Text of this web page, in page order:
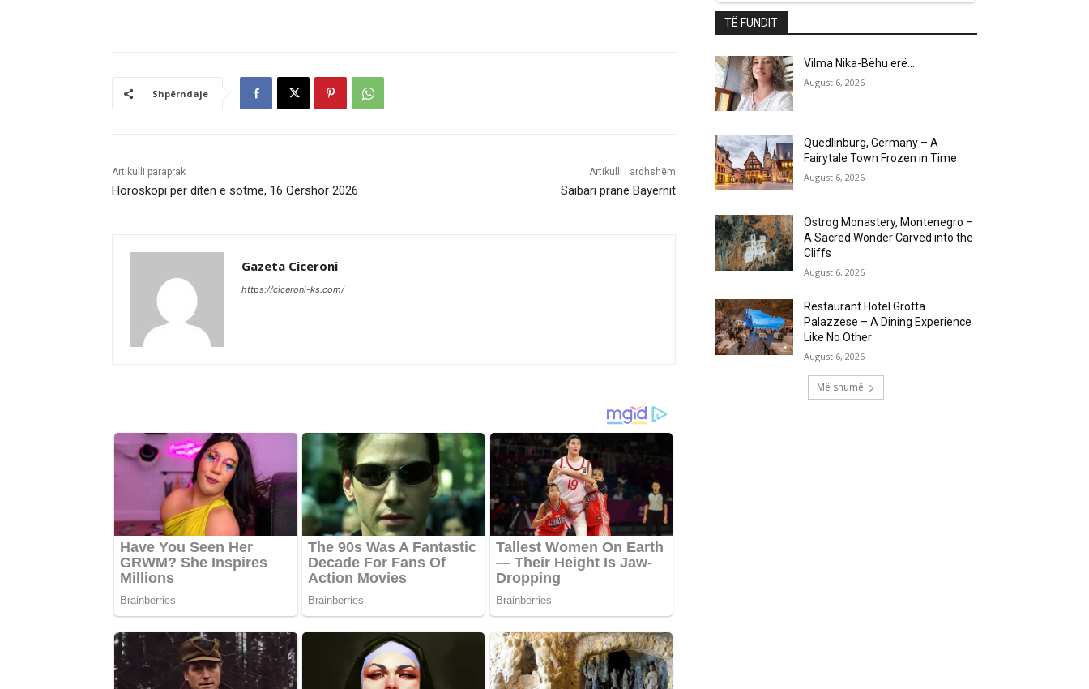
Shpërndaje
Artikulli paraprak
Horoskopi për ditën e sotme, 16 Qershor 2026
Artikulli i ardhshëm
Saibari pranë Bayernit
Gazeta Ciceroni
https://ciceroni-ks.com/
TË FUNDIT
Vilma Nika-Bëhu erë…
August 6, 2026
Quedlinburg, Germany – A
Fairytale Town Frozen in Time
August 6, 2026
Ostrog Monastery, Montenegro –
A Sacred Wonder Carved into the
Cliffs
August 6, 2026
Restaurant Hotel Grotta
Palazzese – A Dining Experience
Like No Other
August 6, 2026
Më shumë